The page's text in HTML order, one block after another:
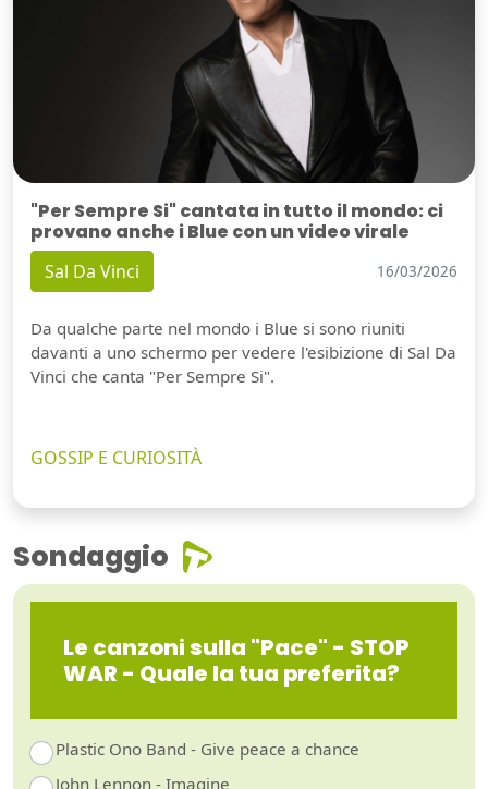
"Per Sempre Si" cantata in tutto il mondo: ci
provano anche i Blue con un video virale
Sal Da Vinci 16/03/2026
Da qualche parte nel mondo i Blue si sono riuniti
davanti a uno schermo per vedere l'esibizione di Sal Da
Vinci che canta "Per Sempre Si".
GOSSIP E CURIOSITÀ
Sondaggio
Le canzoni sulla "Pace" - STOP
WAR - Quale la tua preferita?
Plastic Ono Band - Give peace a chance
John Lennon - Imagine